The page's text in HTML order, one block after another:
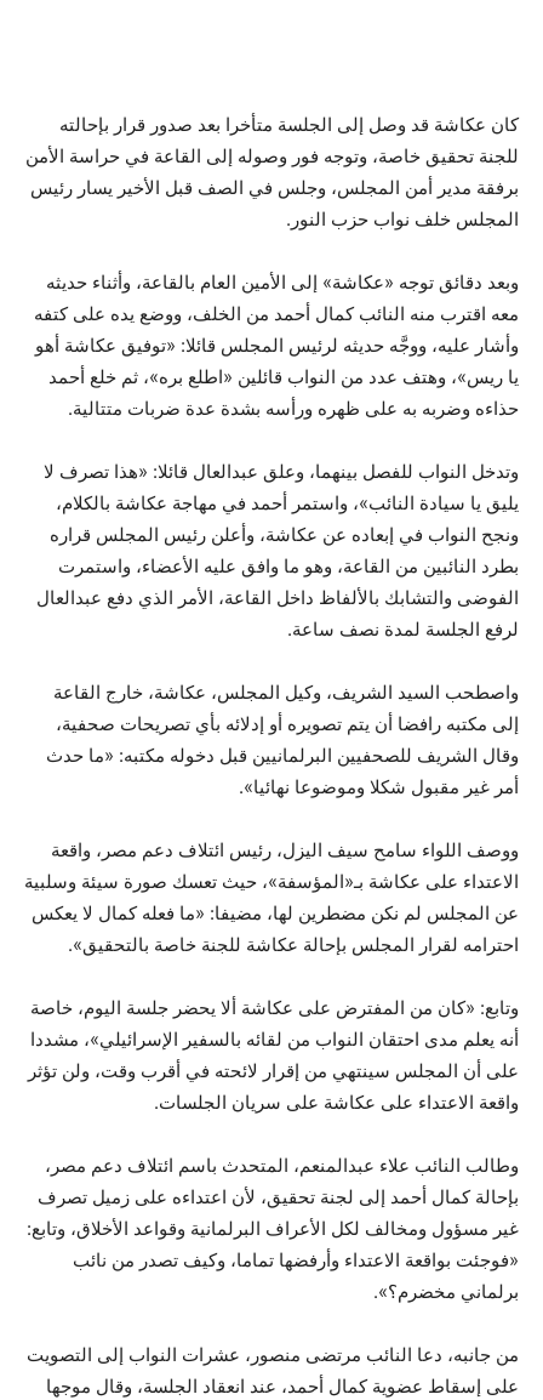
كان عكاشة قد وصل إلى الجلسة متأخرا بعد صدور قرار بإحالته
للجنة تحقيق خاصة، وتوجه فور وصوله إلى القاعة في حراسة الأمن
برفقة مدير أمن المجلس، وجلس في الصف قبل الأخير يسار رئيس
المجلس خلف نواب حزب النور.
وبعد دقائق توجه «عكاشة» إلى الأمين العام بالقاعة، وأثناء حديثه
معه اقترب منه النائب كمال أحمد من الخلف، ووضع يده على كتفه
وأشار عليه، ووجَّه حديثه لرئيس المجلس قائلا: «توفيق عكاشة أهو
يا ريس»، وهتف عدد من النواب قائلين «اطلع بره»، ثم خلع أحمد
حذاءه وضربه به على ظهره ورأسه بشدة عدة ضربات متتالية.
وتدخل النواب للفصل بينهما، وعلق عبدالعال قائلا: «هذا تصرف لا
يليق يا سيادة النائب»، واستمر أحمد في مهاجة عكاشة بالكلام،
ونجح النواب في إبعاده عن عكاشة، وأعلن رئيس المجلس قراره
بطرد النائبين من القاعة، وهو ما وافق عليه الأعضاء، واستمرت
الفوضى والتشابك بالألفاظ داخل القاعة، الأمر الذي دفع عبدالعال
لرفع الجلسة لمدة نصف ساعة.
واصطحب السيد الشريف، وكيل المجلس، عكاشة، خارج القاعة
إلى مكتبه رافضا أن يتم تصويره أو إدلائه بأي تصريحات صحفية،
وقال الشريف للصحفيين البرلمانيين قبل دخوله مكتبه: «ما حدث
أمر غير مقبول شكلا وموضوعا نهائيا».
ووصف اللواء سامح سيف اليزل، رئيس ائتلاف دعم مصر، واقعة
الاعتداء على عكاشة بـ«المؤسفة»، حيث تعسك صورة سيئة وسلبية
عن المجلس لم نكن مضطرين لها، مضيفا: «ما فعله كمال لا يعكس
احترامه لقرار المجلس بإحالة عكاشة للجنة خاصة بالتحقيق».
وتابع: «كان من المفترض على عكاشة ألا يحضر جلسة اليوم، خاصة
أنه يعلم مدى احتقان النواب من لقائه بالسفير الإسرائيلي»، مشددا
على أن المجلس سينتهي من إقرار لائحته في أقرب وقت، ولن تؤثر
واقعة الاعتداء على عكاشة على سريان الجلسات.
وطالب النائب علاء عبدالمنعم، المتحدث باسم ائتلاف دعم مصر،
بإحالة كمال أحمد إلى لجنة تحقيق، لأن اعتداءه على زميل تصرف
غير مسؤول ومخالف لكل الأعراف البرلمانية وقواعد الأخلاق، وتابع:
«فوجئت بواقعة الاعتداء وأرفضها تماما، وكيف تصدر من نائب
برلماني مخضرم؟».
من جانبه، دعا النائب مرتضى منصور، عشرات النواب إلى التصويت
على إسقاط عضوية كمال أحمد، عند انعقاد الجلسة، وقال موجها